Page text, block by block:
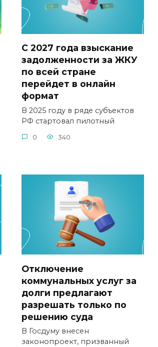
С 2027 года взыскание
задолженности за ЖКУ
по всей стране
перейдет в онлайн
формат
В 2025 году в ряде субъектов
РФ стартовал пилотный
0 340
Отключение
коммунальных услуг за
долги предлагают
разрешать только по
решению суда
В Госдуму внесен
законопроект, призванный